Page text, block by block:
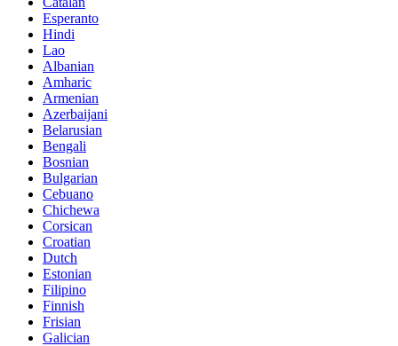
Esperanto
Hindi
Lao
Albanian
Amharic
Armenian
Azerbaijani
Belarusian
Bengali
Bosnian
Bulgarian
Cebuano
Chichewa
Corsican
Croatian
Dutch
Estonian
Filipino
Finnish
Frisian
Galician